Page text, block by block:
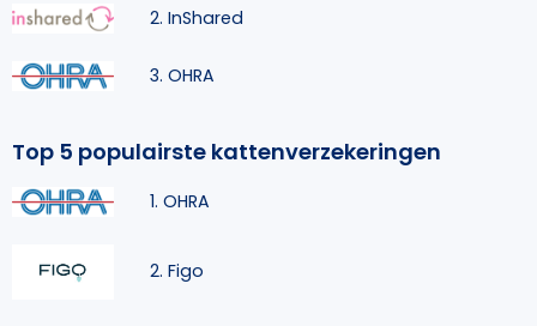
2. InShared
3. OHRA
Top 5 populairste kattenverzekeringen
1. OHRA
2. Figo